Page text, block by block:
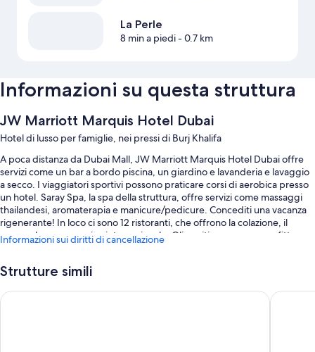
La Perle
8 min a piedi- 0.7 km
Informazioni su questa struttura
JW Marriott Marquis Hotel Dubai
Hotel di lusso per famiglie, nei pressi di Burj Khalifa
A poca distanza da Dubai Mall, JW Marriott Marquis Hotel Dubai offre
servizi come un bar a bordo piscina, un giardino e lavanderia e lavaggio
a secco. I viaggiatori sportivi possono praticare corsi di aerobica presso
un hotel. Saray Spa, la spa della struttura, offre servizi come massaggi
thailandesi, aromaterapia e manicure/pedicure. Concediti una vacanza
rigenerante! In loco ci sono 12 ristoranti, che offrono la colazione, il
pranzo, la cena e cucina internazionale. Gli ospiti possono approfittare
Una piscina all'aperto e una piscina per bambini, con lettini,
Informazioni sui diritti di cancellazione
Strutture simili
Shangri-La Dubai The